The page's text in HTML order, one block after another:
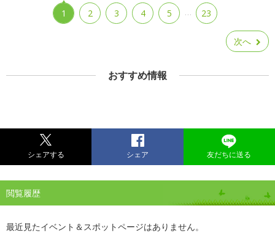
1 2 3 4 5 … 23
次へ
おすすめ情報
シェアする シェア 友だちに送る
閲覧履歴
最近見たイベント＆スポットページはありません。